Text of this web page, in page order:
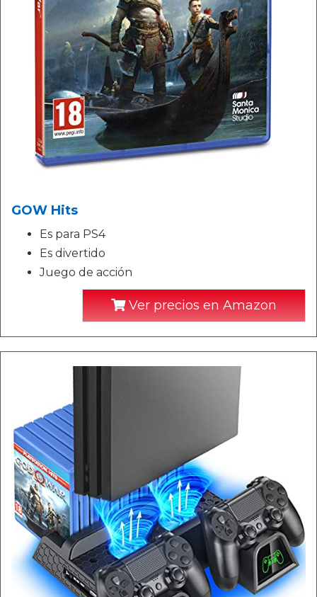
GOW Hits
Es para PS4
Es divertido
Juego de acción
Ver precios en Amazon